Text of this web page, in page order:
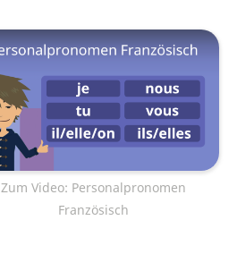
Zum Video: Personalpronomen
Französisch